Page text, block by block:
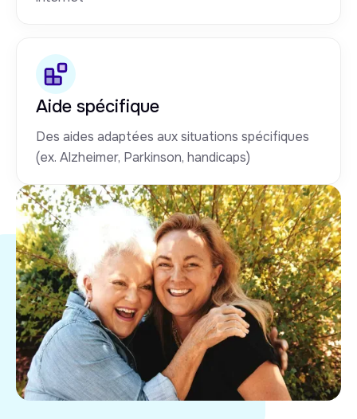
Aide spécifique
Des aides adaptées aux situations spécifiques
(ex. Alzheimer, Parkinson, handicaps)